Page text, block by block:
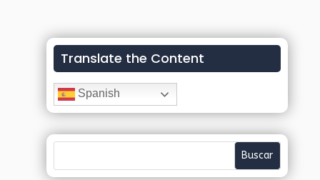
Translate the Content
Spanish